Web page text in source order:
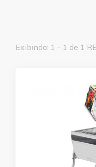
Exibindo: 1 - 1 de 1